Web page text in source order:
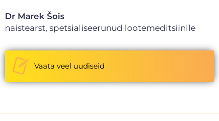
Dr Marek Šois
naistearst, spetsialiseerunud lootemeditsiinile
Vaata veel uudiseid